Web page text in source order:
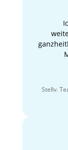
Stellv.